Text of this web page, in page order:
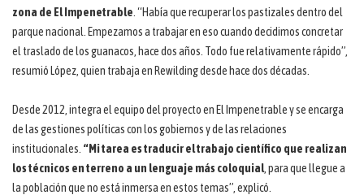
zona de El Impenetrable . “Había que recuperar los pastizales dentro del
parque nacional. Empezamos a trabajar en eso cuando decidimos concretar
el traslado de los guanacos, hace dos años. Todo fue relativamente rápido”,
resumió López, quien trabaja en Rewilding desde hace dos décadas.
Desde 2012, integra el equipo del proyecto en El Impenetrable y se encarga
de las gestiones políticas con los gobiernos y de las relaciones
institucionales. “Mi tarea es traducir el trabajo científico que realizan
los técnicos en terreno a un lenguaje más coloquial, para que llegue a
la población que no está inmersa en estos temas”, explicó.